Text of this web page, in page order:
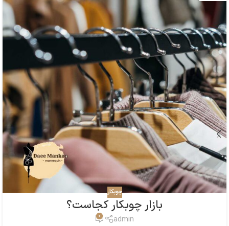
چوبکار
بازار چوبکار کجاست؟
admin
0